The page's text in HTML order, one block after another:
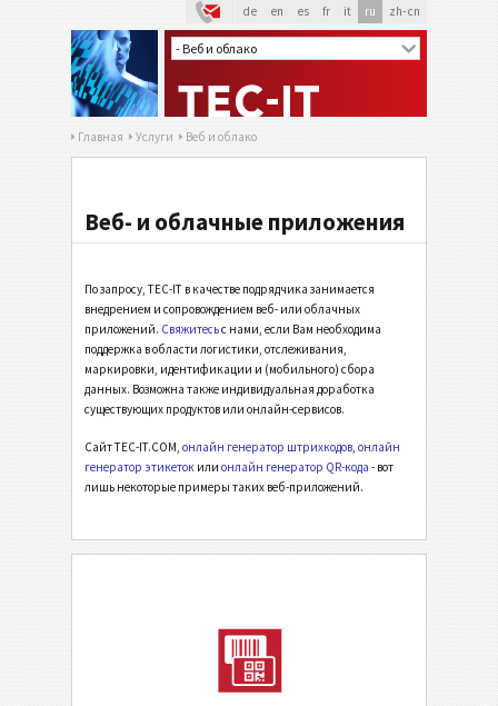
de en es fr it ru zh-cn
Главная Услуги Веб и облако
Веб- и облачные приложения
По запросу, TEC-IT в качестве подрядчика занимается
внедрением и сопровождением веб- или облачных
приложений. Свяжитесьс нами, если Вам необходима
поддержка в области логистики, отслеживания,
маркировки, идентификации и (мобильного) сбора
данных. Возможна также индивидуальная доработка
существующих продуктов или онлайн-сервисов.
Сайт TEC-IT.COM, онлайн генератор штрихкодов, онлайн
генератор этикеток или онлайн генератор QR-кода - вот
лишь некоторые примеры таких веб-приложений.